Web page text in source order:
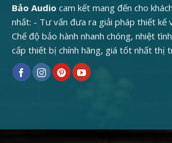
Bảo Audio cam kết mang đến cho
nhất: - Tư vấn đưa ra giải pháp thiết kế
Chế độ bảo hành nhanh chóng, nhiệt
cấp thiết bị chính hãng, giá tốt nhất thị